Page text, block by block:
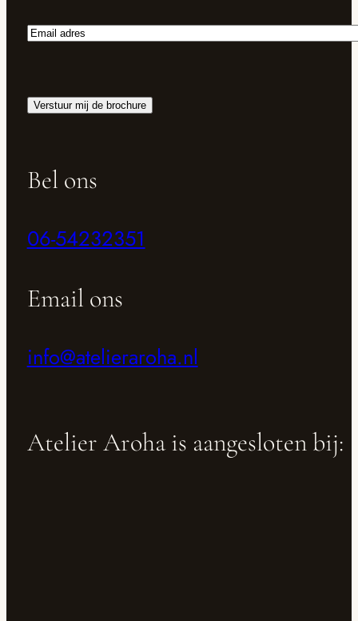
Email
Verstuur mij de brochure
Bel ons
06-54232351
Email ons
info@atelieraroha.nl
Atelier Aroha is aangesloten bij: